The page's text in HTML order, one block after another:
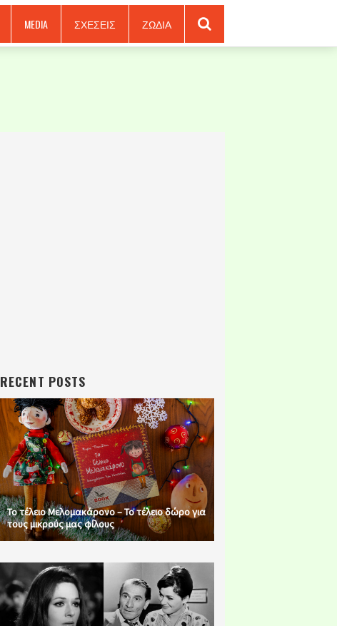
MEDIA ΣΧΕΣΕΙΣ ΖΩΔΙΑ
RECENT POSTS
Το τέλειο Μελομακάρονο – Το τέλειο δώρο για
τους μικρούς μας φίλους